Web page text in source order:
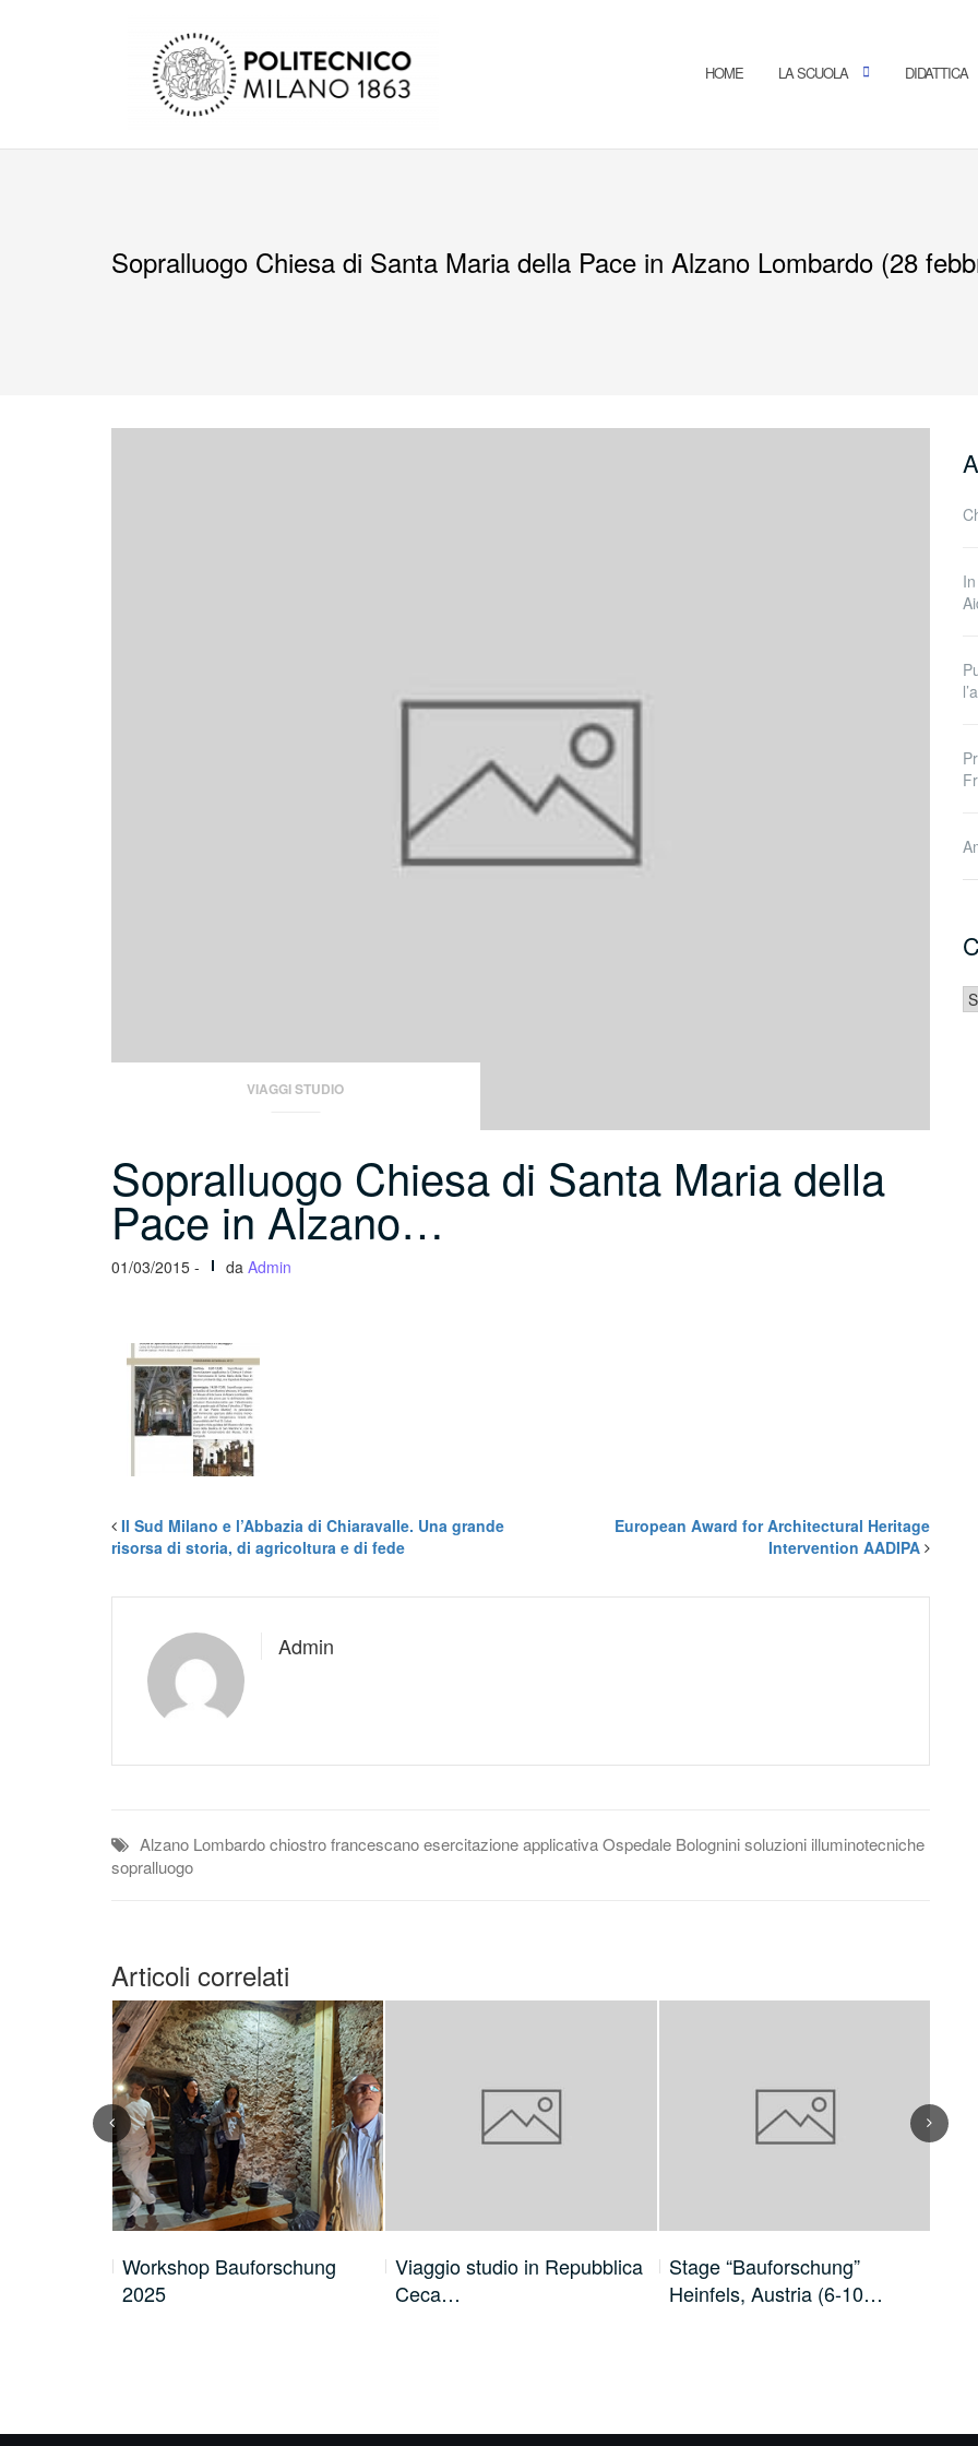
HOME LA SCUOLA DIDATTICA
Sopralluogo Chiesa di Santa Maria della Pace in Alzano Lombardo (28
VIAGGI STUDIO
Sopralluogo Chiesa di Santa Maria della
Pace in Alzano…
01/03/2015 - da Admin
Il Sud Milano e l’Abbazia di Chiaravalle. Una grande
risorsa di storia, di agricoltura e di fede
European Award for Architectural Heritage
Intervention AADIPA
Admin
Alzano Lombardochiostro francescanoesercitazione applicativaOspedale Bologninisoluzioni illuminotecniche
sopralluogo
Articoli correlati
Previous Next
Workshop Bauforschung
2025
Viaggio studio in Repubblica
Ceca…
Stage “Bauforschung”
Heinfels, Austria (6-10…